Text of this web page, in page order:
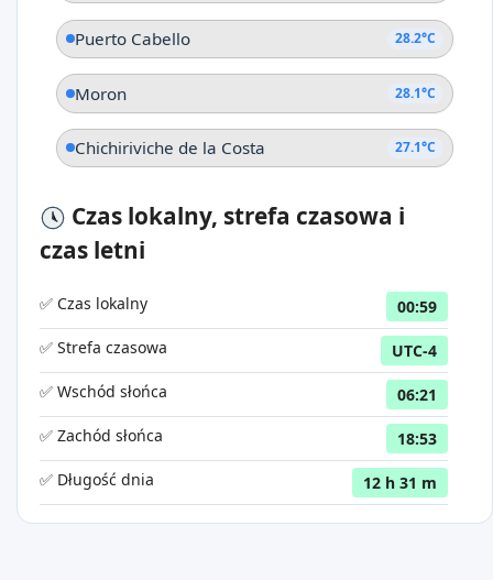
Puerto Cabello 28.2°C
Moron 28.1°C
Chichiriviche de la Costa 27.1°C
Czas lokalny, strefa czasowa i
czas letni
✅ Czas lokalny
00:59
✅ Strefa czasowa
UTC-4
✅ Wschód słońca
06:21
✅ Zachód słońca
18:53
✅ Długość dnia
12 h 31 m